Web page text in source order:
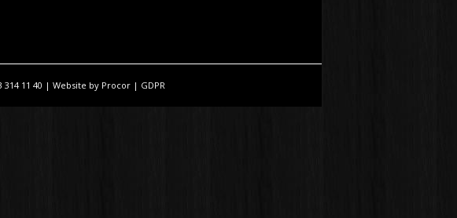
11 40 | Website by Procor| GDPR